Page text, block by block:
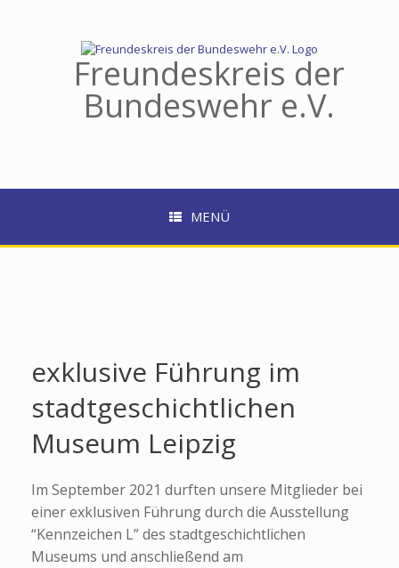
Freundeskreis der
Bundeswehr e.V.
MENÜ
exklusive Führung im
stadtgeschichtlichen
Museum Leipzig
Im September 2021 durften unsere Mitglieder bei
einer exklusiven Führung durch die Ausstellung
“Kennzeichen L” des stadtgeschichtlichen
Museums und anschließend am